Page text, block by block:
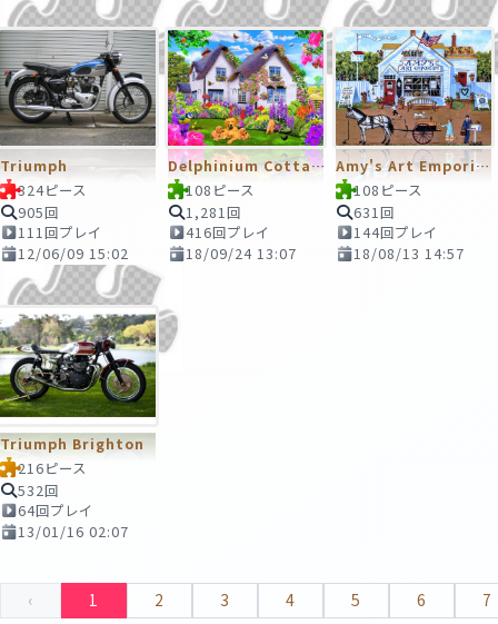
Triumph
324ピース
905回
111回プレイ
12/06/09 15:02
Delphinium Cottage
108ピース
1,281回
416回プレイ
18/09/24 13:07
Amy's Art Emporium
108ピース
631回
144回プレイ
18/08/13 14:57
Triumph Brighton
216ピース
532回
64回プレイ
13/01/16 02:07
‹ 1 2 3 4 5 6 7